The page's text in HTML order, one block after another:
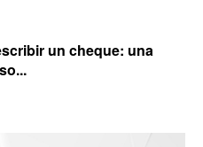
un cheque: una